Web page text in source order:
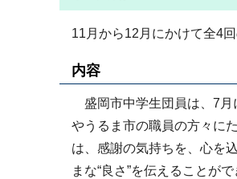
11月から12月にかけて全4
内容
盛岡市中学生団員は、7月
やうるま市の職員の方々に
は、感謝の気持ちを、心を
まな“良さ”を伝えることが